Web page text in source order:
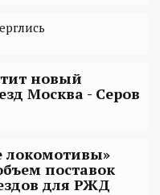
новый
Москва - Серов
локомотивы»
поставок
для РЖД